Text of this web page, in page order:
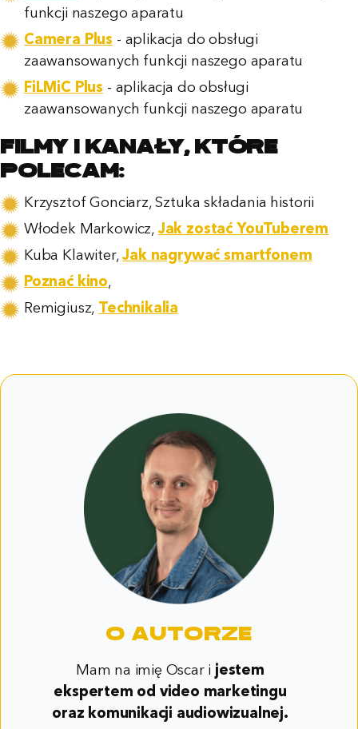
funkcji naszego aparatu
Camera Plus - aplikacja do obsługi
zaawansowanych funkcji naszego aparatu
FiLMiC Plus - aplikacja do obsługi
zaawansowanych funkcji naszego aparatu
Filmy i kanały, które
polecam:
Krzysztof Gonciarz, Sztuka składania historii
Włodek Markowicz,Jak zostać YouTuberem
Kuba Klawiter,Jak nagrywać smartfonem
Poznać kino,
Remigiusz, Technikalia
O Autorze
Mam na imię Oscar i jestem
ekspertem od video marketingu
oraz komunikacji audiowizualnej.